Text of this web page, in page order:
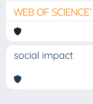
social impact